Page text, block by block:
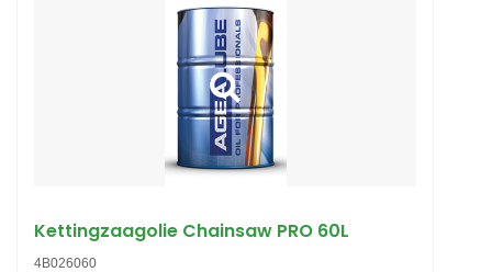
Kettingzaagolie Chainsaw PRO 60L
4B026060